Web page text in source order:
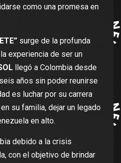
como una promesa en
surge de la profunda
experiencia de ser un
llegó a Colombia desde
años sin poder reunirse
es luchar por su carrera
su familia, dejar un legado
en alto.
debido a la crisis
con el objetivo de brindar